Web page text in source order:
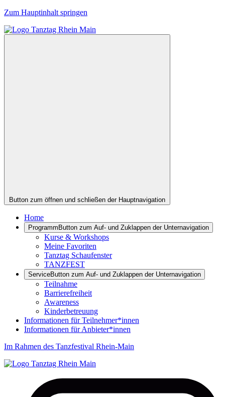
Zum Hauptinhalt springen
Button zum öffnen und schließen der Hauptnavigation
Home
Programm Button zum Auf- und Zuklappen der Unternavigation
Kurse & Workshops
Meine Favoriten
Tanztag Schaufenster
TANZFEST
ServiceButton zum Auf- und Zuklappen der Unternavigation
Teilnahme
Barrierefreiheit
Awareness
Kinderbetreuung
Informationen für Teilnehmer*innen
Informationen für Anbieter*innen
Im Rahmen des Tanzfestival Rhein-Main